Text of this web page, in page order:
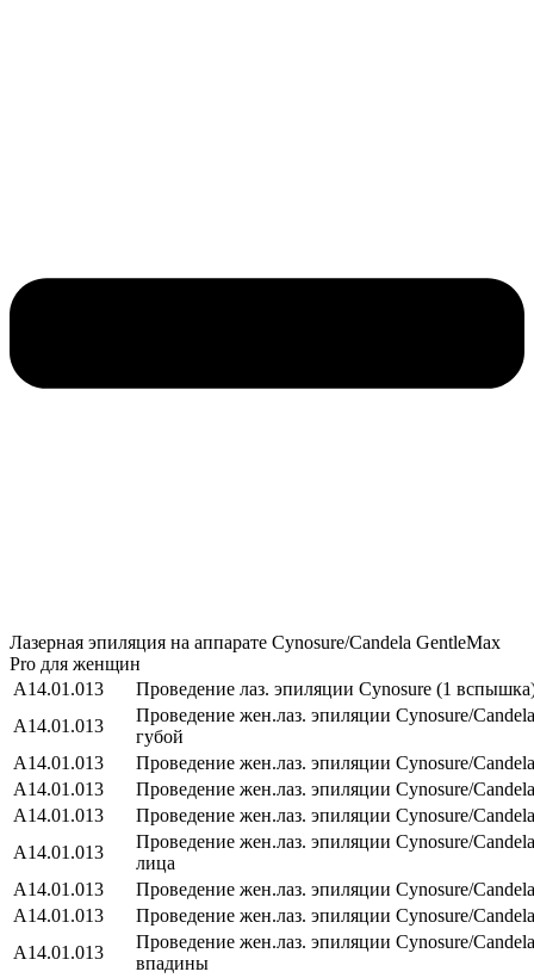
Лазерная эпиляция на аппарате Cynosure/Candela GentleMax
Pro для женщин
А14.01.013
Проведение лаз. эпиляции Cynosure (1
А14.01.013
Проведение жен.лаз. эпиляции Cynosure/
губой
А14.01.013
Проведение жен.лаз. эпиляции Cynosure/
А14.01.013
Проведение жен.лаз. эпиляции Cynosure/
А14.01.013
Проведение жен.лаз. эпиляции Cynosure/
А14.01.013
Проведение жен.лаз. эпиляции Cynosure/
лица
А14.01.013
Проведение жен.лаз. эпиляции Cynosure/
А14.01.013
Проведение жен.лаз. эпиляции Cynosure/
А14.01.013
Проведение жен.лаз. эпиляции Cynosure/
впадины